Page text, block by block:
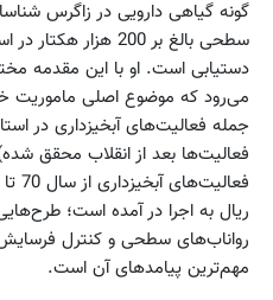
سطحی بالغ بر 200
دستیابی است. او با این مقدمه
می‌رود که موضوع اصلی ماموریت
جمله فعالیت‌های آبخیزداری در
فعالیت‌ها بعد از انقلاب محقق
مهم‌ترین پیامدهای آن است.